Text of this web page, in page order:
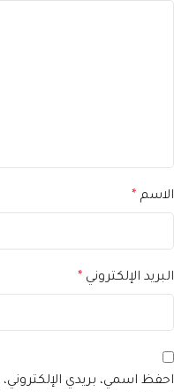
الاسم *
البريد الإلكتروني *
احفظ اسمي، بريدي